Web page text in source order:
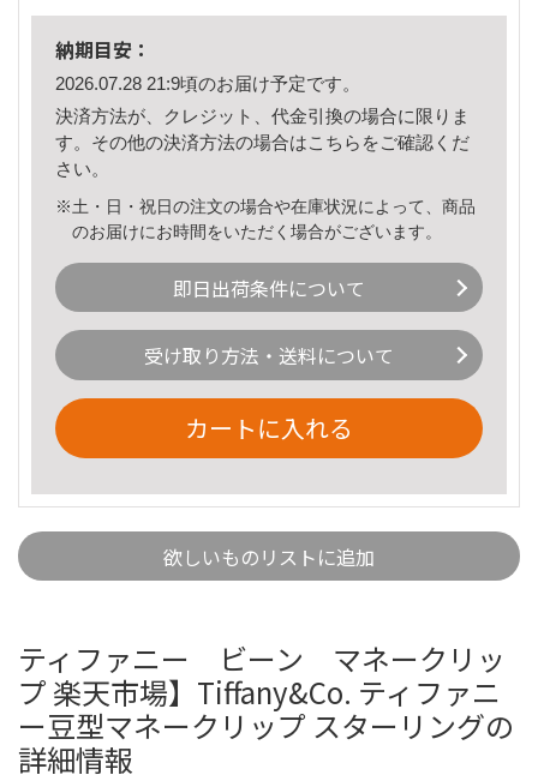
納期目安：
2026.07.28 21:9頃のお届け予定です。
決済方法が、クレジット、代金引換の場合に限りま
す。その他の決済方法の場合はこちら をご確認くだ
さい。
※土・日・祝日の注文の場合や在庫状況によって、商品
のお届けにお時間をいただく場合がございます。
即日出荷条件について
受け取り方法・送料について
カートに入れる
欲しいものリストに追加
ティファニー ビーン マネークリッ
プ 楽天市場】Tiffany&Co. ティファニ
ー豆型マネークリップ スターリングの
詳細情報